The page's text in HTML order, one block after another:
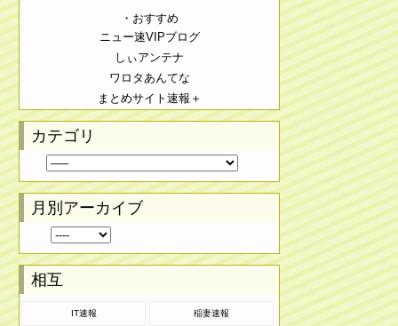
・おすすめ
ニュー速VIPブログ
しぃアンテナ
ワロタあんてな
まとめサイト速報＋
カテゴリ
月別アーカイブ
相互
IT速報 稲妻速報